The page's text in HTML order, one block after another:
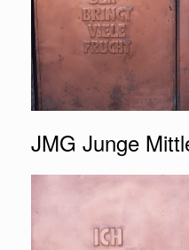
JMG Junge